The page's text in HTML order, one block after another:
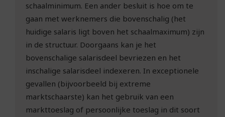
schaalminimum. Een ander besluit is hoe om te
gaan met werknemers die bovenschalig (het
huidige salaris ligt boven het schaalmaximum) zijn
in de structuur. Doorgaans kan je het
bovenschalige salarisdeel bevriezen en het
inschalige salarisdeel indexeren. In exceptionele
gevallen (bijvoorbeeld bij extreme
marktschaarste) kan het gebruik van een
markttoeslag of persoonlijke toeslag in dit soort